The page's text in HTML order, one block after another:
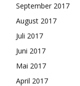
September 2017
August 2017
Juli 2017
Juni 2017
Mai 2017
April 2017